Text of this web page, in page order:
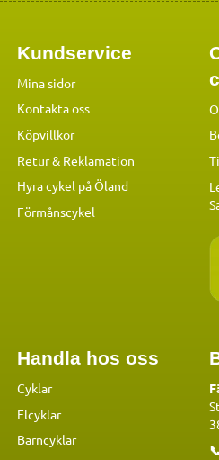
Kundservice
Mina sidor
Kontakta oss
Köpvillkor
Retur & Reklamation
Hyra cykel på Öland
Förmånscykel
Handla hos oss
Cyklar
Elcyklar
Barncyklar